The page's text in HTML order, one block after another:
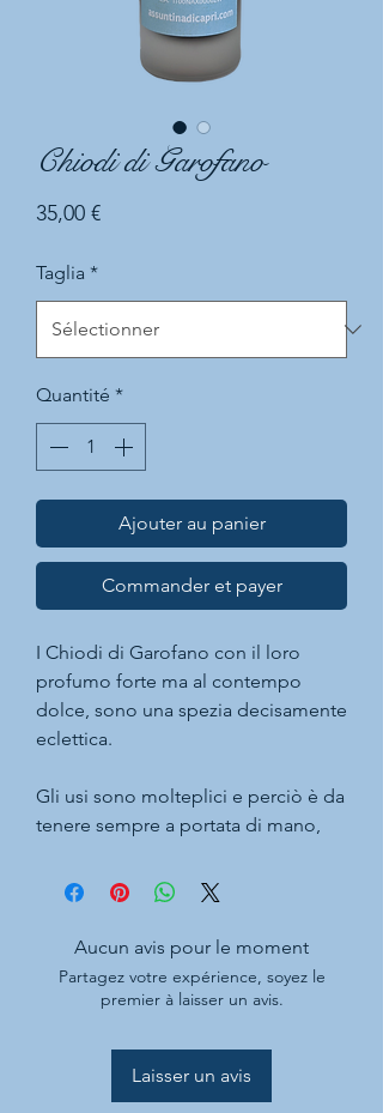
Chiodi di Garofano
35,00 €Prix
Taglia *
Quantité *
Ajouter au panier
Commander et payer
I Chiodi di Garofano con il loro
profumo forte ma al contempo
dolce, sono una spezia decisamente
eclettica.
Gli usi sono molteplici e perciò è da
tenere sempre a portata di mano,
protagonista sia perle preparazioni
e formaggi che dolci come biscotti,
budini, creme e tè.
cocktail a base di frutta.
Aucun avis pour le moment
Partagez votre expérience, soyez le
premier à laisser un avis.
Laisser un avis